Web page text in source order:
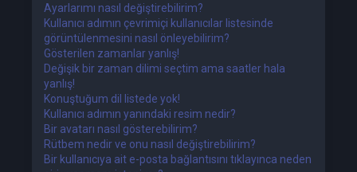
Ayarlarımı nasıl değiştirebilirim?
Kullanıcı adımın çevrimiçi kullanıcılar listesinde
görüntülenmesini nasıl önleyebilirim?
Gösterilen zamanlar yanlış!
Değişik bir zaman dilimi seçtim ama saatler hala
yanlış!
Konuştuğum dil listede yok!
Kullanıcı adımın yanındaki resim nedir?
Bir avatarı nasıl gösterebilirim?
Rütbem nedir ve onu nasıl değiştirebilirim?
Bir kullanıcıya ait e-posta bağlantısını tıklayınca neden